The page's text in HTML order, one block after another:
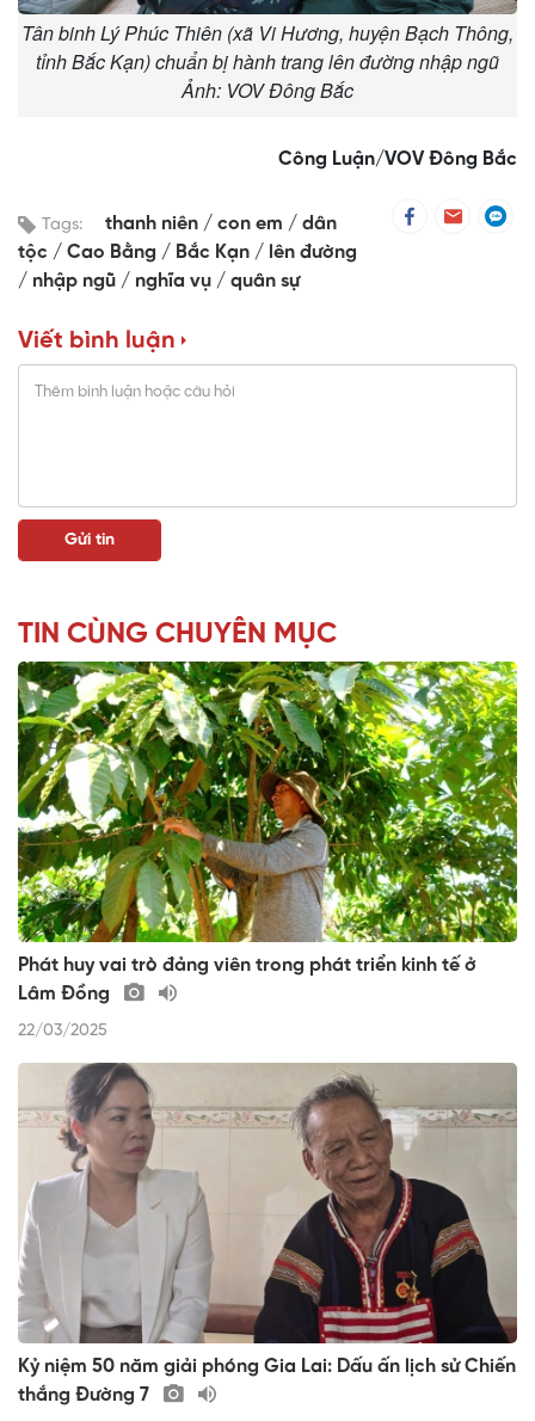
Tân binh Lý Phúc Thiên (xã Vi Hương, huyện Bạch Thông,
tỉnh Bắc Kạn) chuẩn bị hành trang lên đường nhập ngũ
Ảnh: VOV Đông Bắc
Công Luận/VOV Đông Bắc
Tags: thanh niên con em
dân
tộc
Cao Bằng Bắc Kạn
lên đường
nhập ngũ
nghĩa vụ quân sự
Viết bình luận
TIN CÙNG CHUYÊN MỤC
Phát huy vai trò đảng viên trong phát triển kinh tế ở
Lâm Đồng
22/03/2025
Kỷ niệm 50 năm giải phóng Gia Lai: Dấu ấn lịch sử Chiến
thắng Đường 7